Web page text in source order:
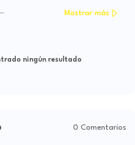
Mostrar más
ningún resultado
0 Comentarios